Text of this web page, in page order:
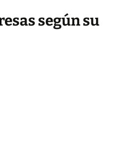
según su